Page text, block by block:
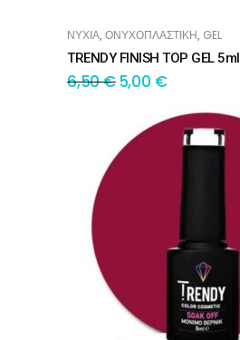
ΠΡΟΣΘΉΚΗ ΣΤΟ ΚΑΛΆΘΙ
ΝΥΧΙΑ, ΟΝΥΧΟΠΛΑΣΤΙΚΗ, GEL
TRENDY FINISH TOP GEL 5ml
6,50€5,00 €